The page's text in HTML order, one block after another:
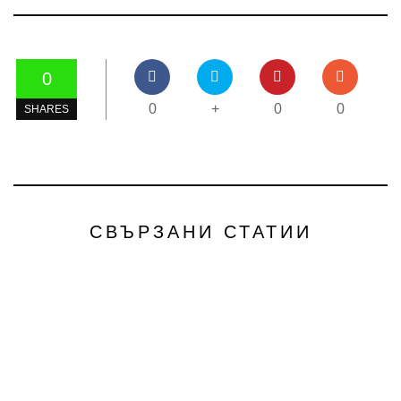
0
SHARES 0 + 0 0
СВЪРЗАНИ СТАТИИ